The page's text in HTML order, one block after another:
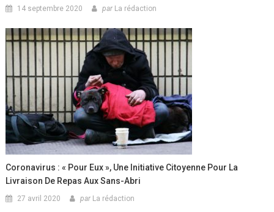
14 septembre 2020 par La rédaction
Coronavirus : « Pour Eux », Une Initiative Citoyenne Pour La
Livraison De Repas Aux Sans-Abri
27 avril 2020 par La rédaction